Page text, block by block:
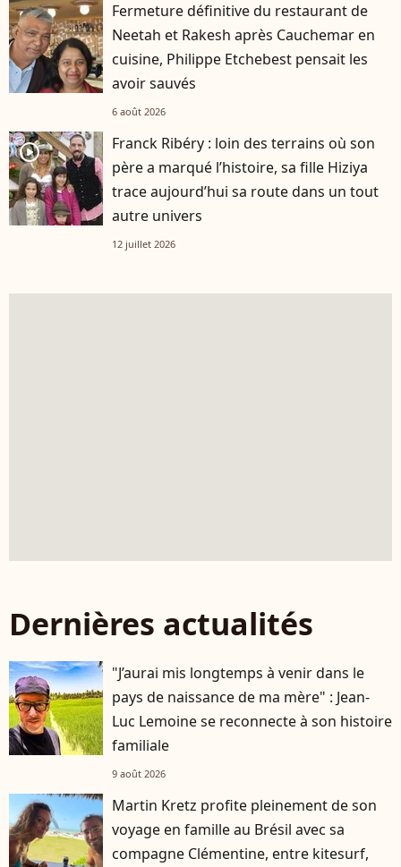
Fermeture définitive du restaurant de
Neetah et Rakesh après Cauchemar en
cuisine, Philippe Etchebest pensait les
avoir sauvés
6 août 2026
player2
Franck Ribéry : loin des terrains où son
père a marqué l’histoire, sa fille Hiziya
trace aujourd’hui sa route dans un tout
autre univers
12 juillet 2026
Dernières actualités
"J’aurai mis longtemps à venir dans le
pays de naissance de ma mère" : Jean-
Luc Lemoine se reconnecte à son histoire
familiale
9 août 2026
Martin Kretz profite pleinement de son
voyage en famille au Brésil avec sa
compagne Clémentine, entre kitesurf,